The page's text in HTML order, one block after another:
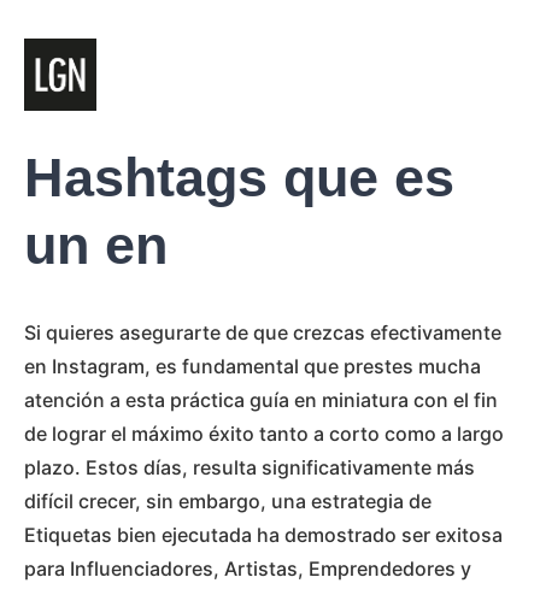
Hashtags que es
un en
Si quieres asegurarte de que crezcas efectivamente
en Instagram, es fundamental que prestes mucha
atención a esta práctica guía en miniatura con el fin
de lograr el máximo éxito tanto a corto como a largo
plazo. Estos días, resulta significativamente más
difícil crecer, sin embargo, una estrategia de
Etiquetas bien ejecutada ha demostrado ser exitosa
para Influenciadores, Artistas, Emprendedores y